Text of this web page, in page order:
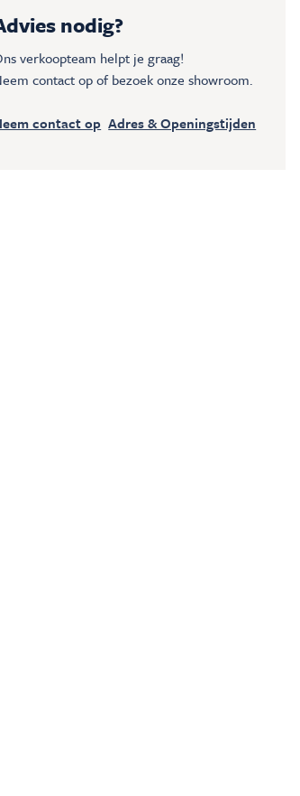
nodig?
verkoopteam helpt je graag!
contact op of bezoek onze showroom.
contact op Adres & Openingstijden